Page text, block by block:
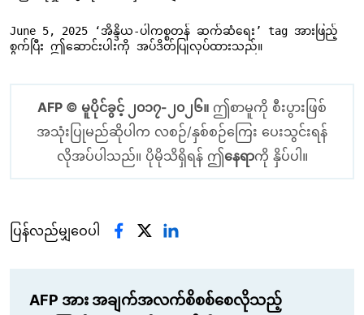
June 5, 2025 ‘အိန္ဒိယ-ပါကစ္စတန် ဆက်ဆံရေး’ tag အားဖြည့်
စွက်ပြီး ဤဆောင်းပါးကို အပ်ဒိတ်ပြုလုပ်ထားသည်။
AFP © မူပိုင်ခွင့် ၂၀၁၇-၂၀၂၆။ ဤစာမူကို စီးပွားဖြစ်
အသုံးပြုမည်ဆိုပါက လစဉ်/နှစ်စဉ်ကြေး ပေးသွင်းရန်
လိုအပ်ပါသည်။ ပိုမိုသိရှိရန် ဤနေရာကို နှိပ်ပါ။
ပြန်လည်မျှဝေပါ
AFP အား အချက်အလက်စိစစ်စေလိုသည့်